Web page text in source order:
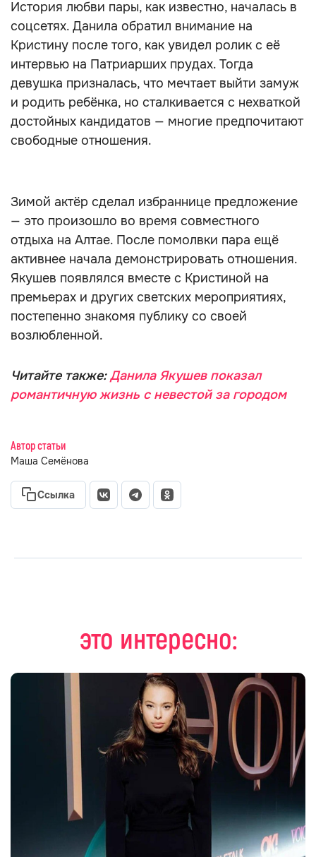
История любви пары, как известно, началась в
соцсетях. Данила обратил внимание на
Кристину после того, как увидел ролик с её
интервью на Патриарших прудах. Тогда
девушка призналась, что мечтает выйти замуж
и родить ребёнка, но сталкивается с нехваткой
достойных кандидатов — многие предпочитают
свободные отношения.
Зимой актёр сделал избраннице предложение
— это произошло во время совместного
отдыха на Алтае. После помолвки пара ещё
активнее начала демонстрировать отношения.
Якушев появлялся вместе с Кристиной на
премьерах и других светских мероприятиях,
постепенно знакомя публику со своей
возлюбленной.
Читайте также:Данила Якушев показал
романтичную жизнь с невестой за городом
Автор статьи
Маша Семёнова
Ссылка
это интересно: